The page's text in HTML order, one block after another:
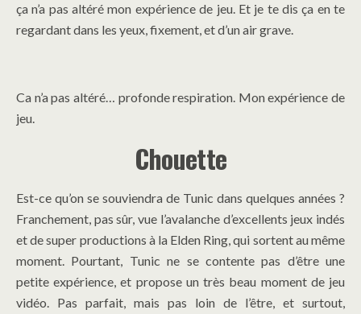
ça n’a pas altéré mon expérience de jeu. Et je te dis ça en te
regardant dans les yeux, fixement, et d’un air grave.
Ca n’a pas altéré… profonde respiration. Mon expérience de
jeu.
Chouette
Est-ce qu’on se souviendra de Tunic dans quelques années ?
Franchement, pas sûr, vue l’avalanche d’excellents jeux indés
et de super productions à la Elden Ring, qui sortent au même
moment. Pourtant, Tunic ne se contente pas d’être une
petite expérience, et propose un très beau moment de jeu
vidéo. Pas parfait, mais pas loin de l’être, et surtout,